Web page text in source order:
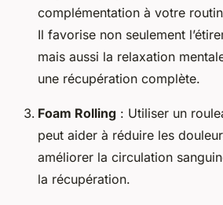
complémentation à votre
Il favorise non seulement
mais aussi la relaxation
une récupération complète.
Foam Rolling : Utiliser un
peut aider à réduire les
améliorer la circulation
la récupération.